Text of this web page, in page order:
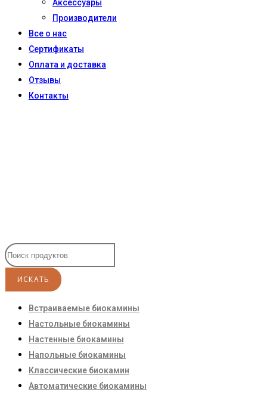
Аксессуары
Производители
Все о нас
Сертификаты
Оплата и доставка
Отзывы
Контакты
Встраиваемые биокамины
Настoльные биокамины
Настенные биокамины
Напольные биокамины
Классические биокамин
Автоматические биокамины